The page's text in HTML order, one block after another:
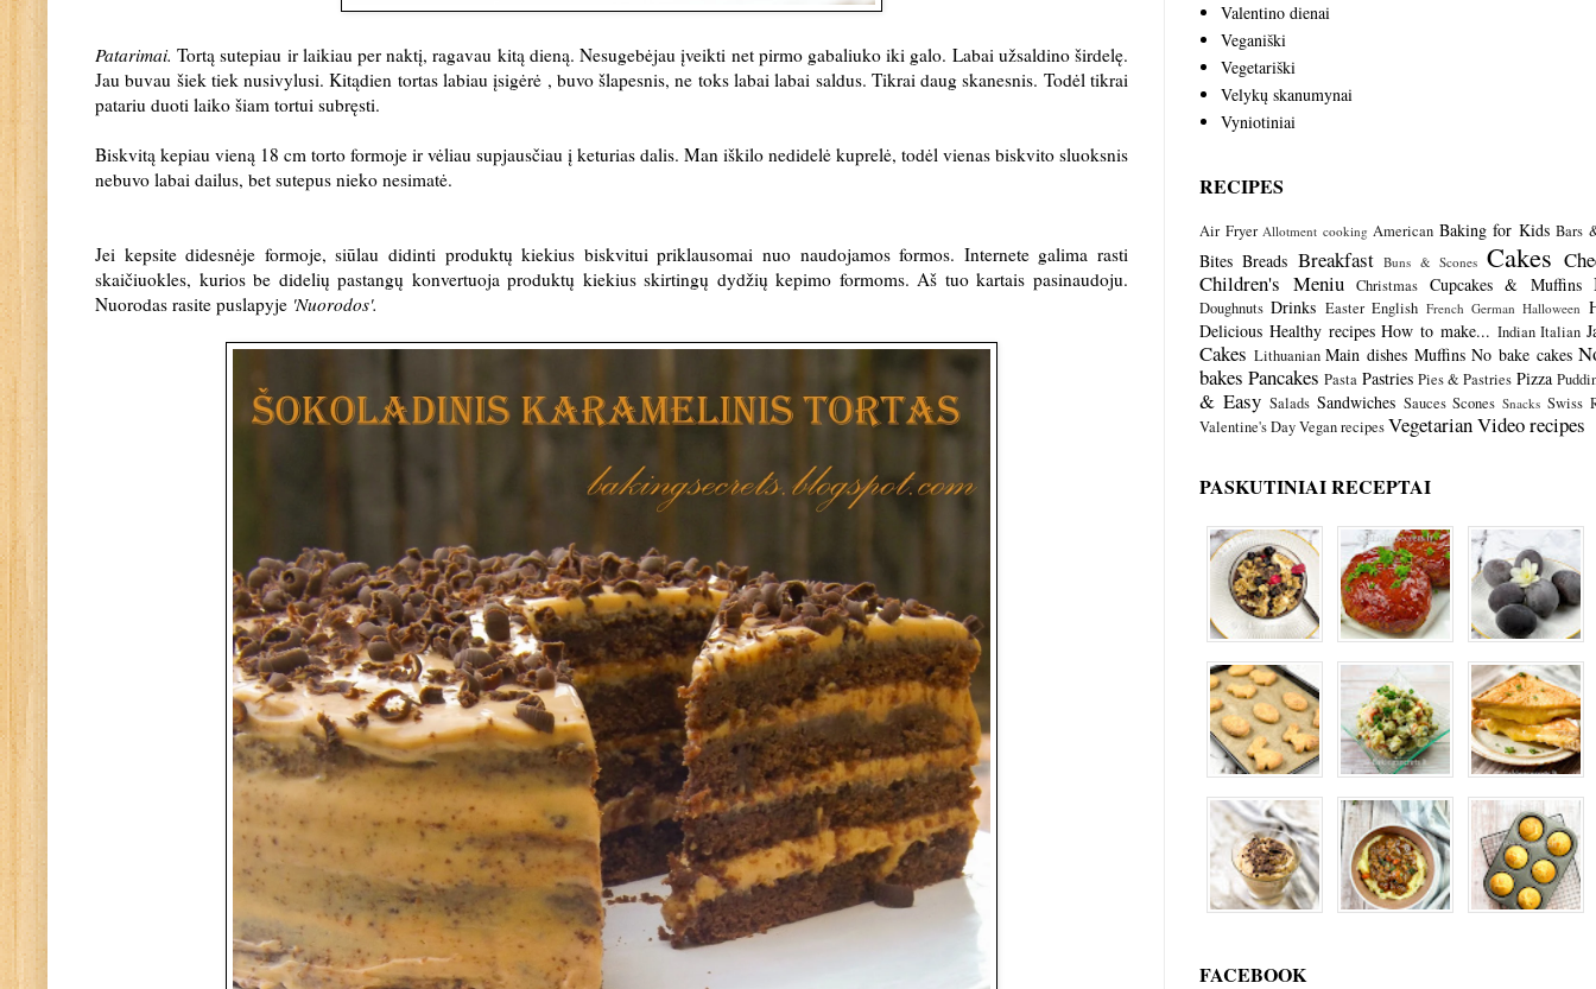
Patarimai. Tortą sutepiau ir laikiau per naktį, ragavau kitą dieną. Nesugebėjau įveikti net pirmo gabaliuko iki galo. Labai užsaldino širdelę.
Jau buvau šiek tiek nusivylusi. Kitądien tortas labiau įsigėrė , buvo šlapesnis, ne toks labai labai saldus. Tikrai daug skanesnis. Todėl tikrai
patariu duoti laiko šiam tortui subręsti.
Biskvitą kepiau vieną 18 cm torto formoje ir vėliau supjausčiau į keturias dalis. Man iškilo nedidelė kuprelė, todėl vienas biskvito sluoksnis
nebuvo labai dailus, bet sutepus nieko nesimatė.
Jei kepsite didesnėje formoje, siūlau didinti produktų kiekius biskvitui priklausomai nuo naudojamos formos. Internete galima rasti
skaičiuokles, kurios be didelių pastangų konvertuoja produktų kiekius skirtingų dydžių kepimo formoms. Aš tuo kartais pasinaudoju.
Nuorodas rasite puslapyje 'Nuorodos'.
Valentino dienai
Veganiški
Vegetariški
Velykų skanumynai
Vyniotiniai
RECIPES
Air Fryer Allotment cooking American Baking for Kids Bars
Bites Breads Breakfast Buns & Scones Cakes
Children's Meniu
Christmas Cupcakes & Muffins
Doughnuts Drinks Easter English French German Halloween
Delicious Healthy recipes How to make... Indian Italian
Cakes Lithuanian Main dishes Muffins No bake cakes
bakes Pancakes Pasta Pastries Pies & Pastries Pizza
& Easy Salads Sandwiches Sauces Scones Snacks Swiss
Valentine's DayVegan recipesVegetarianVideo recipes
PASKUTINIAI RECEPTAI
FACEBOOK